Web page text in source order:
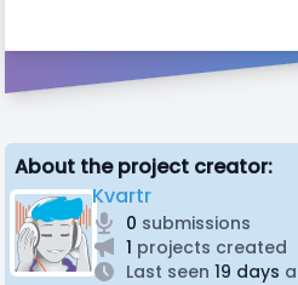
About the project creator:
Kvartr
0 submissions
1 projects created
Last seen 19 days